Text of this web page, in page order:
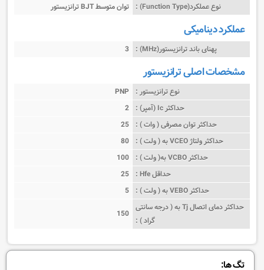
نوع عملکرد(Function Type) :
ترانزیستور BJT توان متوسط
عملکرد دینامیکی
پهنای باند ترانزیستور(MHz) : 3
مشخصات اصلی ترانزیستور
نوع ترانزیستور : PNP
حداکثر Ic (آمپر) :
2
حداکثر توان مصرفی ( وات ) : 25
حداکثر ولتاژ VCEO به ( ولت ) :
80
حداکثر VCBO به( ولت ) :
100
حداقل Hfe :
25
حداکثر VEBO به ( ولت ) :
5
حداکثر دمای اتصال Tj به ( درجه سانتی
گراد ) :
150
تگ ها: